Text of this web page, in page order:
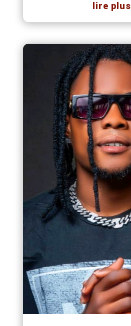
lire plus